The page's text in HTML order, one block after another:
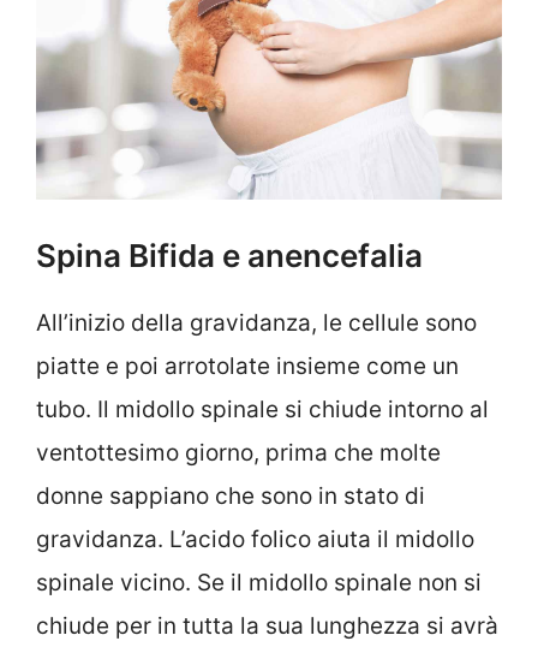
Spina Bifida e anencefalia
All’inizio della gravidanza, le cellule sono
piatte e poi arrotolate insieme come un
tubo. Il midollo spinale si chiude intorno al
ventottesimo giorno, prima che molte
donne sappiano che sono in stato di
gravidanza. L’acido folico aiuta il midollo
spinale vicino. Se il midollo spinale non si
chiude per in tutta la sua lunghezza si avrà